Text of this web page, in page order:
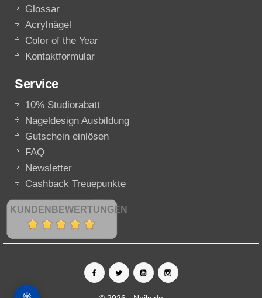
Glossar
Acrylnägel
Color of the Year
Kontaktformular
Service
10% Studiorabatt
Nageldesign Ausbildung
Gutschein einlösen
FAQ
Newsletter
Cashback Treuepunkte
KUNDENBEWERTUNGEN